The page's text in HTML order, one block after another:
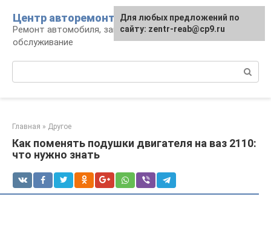
контенту
Центр авторемонта
Ремонт автомобиля, запчасти и
обслуживание
Главная » Другое
Как поменять подушки двигателя на ваз 2110:
что нужно знать
Для любых предложений по
сайту: zentr-reab@cp9.ru